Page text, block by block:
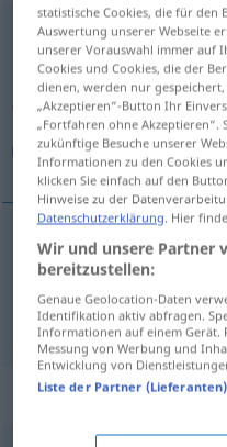
schweinisch adj FIG
Übersicht aller
(Für mehr Details die
قذر, بذيء
بذيء
Synonyme
statistische Cookies, die für den
Auswertung unserer Webseite
unserer Vorauswahl immer auf
Cookies und Cookies, die der
dienen, werden nur
„Akzeptieren“-Button Ihr
„Fortfahren ohne
zukünftige Besuche unserer
Informationen zu den Cookies
klicken Sie einfach auf den
Hinweise zu der
Datenschutzerklärung . Hier
Wir und unsere Partner
bereitzustellen:
Genaue Geolocation-Daten
Identifikation aktiv abfragen.
Informationen auf einem Gerät.
Messung von Werbung und
Entwicklung von
Liste der Partner (Lieferanten)